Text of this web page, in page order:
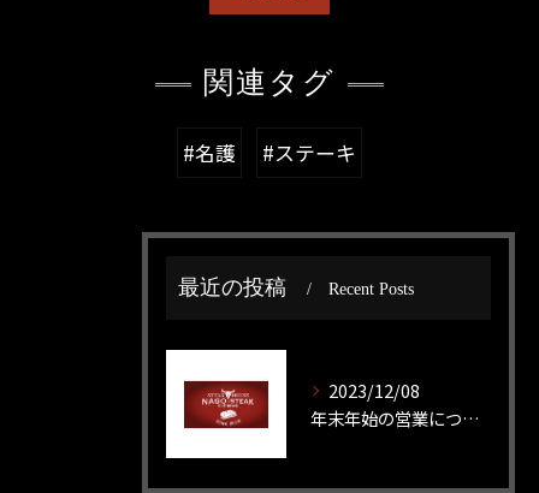
関連タグ
#名護 #ステーキ
最近の投稿 Recent Posts
2023/12/08
年末年始の営業につきまして